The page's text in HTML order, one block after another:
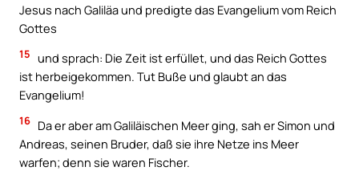
Jesus nach Galiläa und predigte das Evangelium vom Reich
Gottes
15 und sprach: Die Zeit ist erfüllet, und das Reich Gottes
ist herbeigekommen. Tut Buße und glaubt an das
Evangelium!
16 Da er aber am Galiläischen Meer ging, sah er Simon und
Andreas, seinen Bruder, daß sie ihre Netze ins Meer
warfen; denn sie waren Fischer.